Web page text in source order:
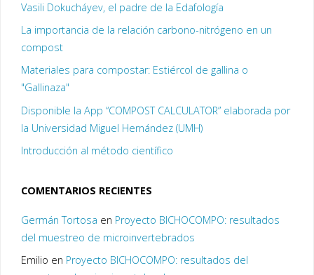
Vasili Dokucháyev, el padre de la Edafología
La importancia de la relación carbono-nitrógeno en un
compost
Materiales para compostar: Estiércol de gallina o
"Gallinaza"
Disponible la App “COMPOST CALCULATOR” elaborada por
la Universidad Miguel Hernández (UMH)
Introducción al método científico
COMENTARIOS RECIENTES
Germán Tortosa en Proyecto BICHOCOMPO: resultados
del muestreo de microinvertebrados
Emilio en Proyecto BICHOCOMPO: resultados del